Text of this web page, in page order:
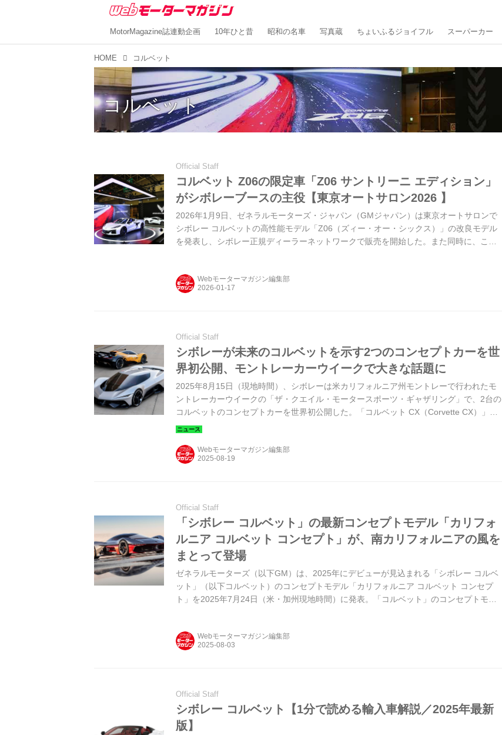
MotorMagazine誌連動企画 10年ひと昔 昭和の名車 写真蔵 ちょいふるジョイフル スーパーカー
HOME コルベット
コルベット
Official Staff
コルベット Z06の限定車「Z06 サントリーニ エディション」
がシボレーブースの主役【東京オートサロン2026 】
2026年1月9日、ゼネラルモーターズ・ジャパン（GMジャパン）は東京オートサロンで
シボレー コルベットの高性能モデル「Z06（ズィー・オー・シックス）」の改良モデル
を発表し、シボレー正規ディーラーネットワークで販売を開始した。また同時に、これ
Webモーターマガジン編集部
Official Staff
シボレーが未来のコルベットを示す2つのコンセプトカーを世
界初公開、モントレーカーウイークで大きな話題に
2025年8月15日（現地時間）、シボレーは米カリフォルニア州モントレーで行われたモ
ントレーカーウイークの「ザ・クエイル・モータースポーツ・ギャザリング」で、2台の
コルベットのコンセプトカーを世界初公開した。「コルベット CX（Corvette CX）」と
「コルベット CX.R ビジョン グランツーリスモ（Corvette CX.R Vision Gran
向性に大きな影響を与えるモデルとして注目されている。
Webモーターマガジン編集部
Official Staff
「シボレー コルベット」の最新コンセプトモデル「カリフォ
ルニア コルベット コンセプト」が、南カリフォルニアの風を
まとって登場
ゼネラルモーターズ（以下GM）は、2025年にデビューが見込まれる「シボレー コルベ
ット」（以下コルベット）のコンセプトモデル「カリフォルニア コルベット コンセプ
ト」を2025年7月24日（米・加州現地時間）に発表。「コルベット」のコンセプトモデ
にあるGMのアドバンスドデザインスタジオで開発された、南カリフォルニアテイスト満
載の1台だ。
Webモーターマガジン編集部
Official Staff
シボレー コルベット【1分で読める輸入車解説／2025年最新
版】